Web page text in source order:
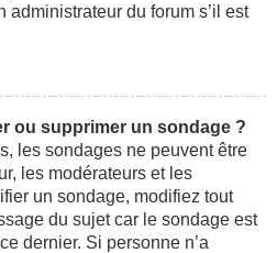
administrateur du forum s’il est
ou supprimer un sondage ?
les sondages ne peuvent être
les modérateurs et les
un sondage, modifiez tout
du sujet car le sondage est
dernier. Si personne n’a